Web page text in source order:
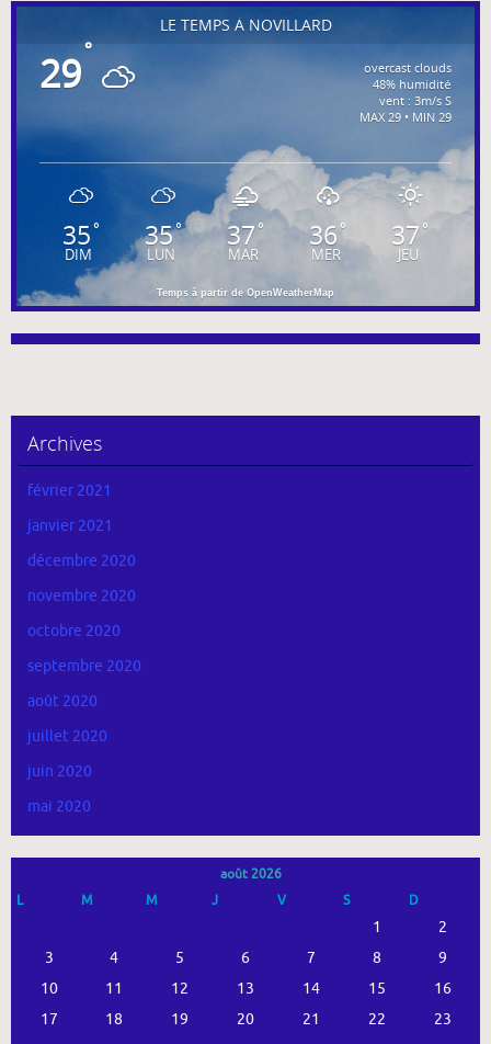
LE TEMPS À NOVILLARD
29°
overcast clouds
48% humidité
vent : 3m/s S
MAX 29 • MIN 29
35°
DIM
35°
LUN
37°
MAR
36°
MER
37 °
JEU
Temps à partir de OpenWeatherMap
Archives
février 2021
janvier 2021
décembre 2020
novembre 2020
octobre 2020
septembre 2020
août 2020
juillet 2020
juin 2020
mai 2020
août 2026
L
M M J V S D
1
2
3
4 5 6 7 8
9
10
11 12 13 14 15
16
17
18 19 20 21 22
23